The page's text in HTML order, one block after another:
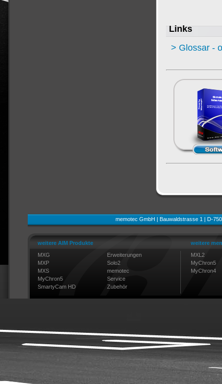
Links
> Glossar -
memotec GmbH | Bauwaldstrasse 1 | D-
weitere AIM Produkte
MXG
Erweiterungen
MXP
Solo2
MXS
memotec
MyChron5
Service
SmartyCam HD
Zubehör
weitere
MXL2
MyChron5
MyChron4